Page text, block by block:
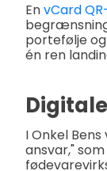
EnvCard
portefølje
én ren
I Onkel
ansvar,"